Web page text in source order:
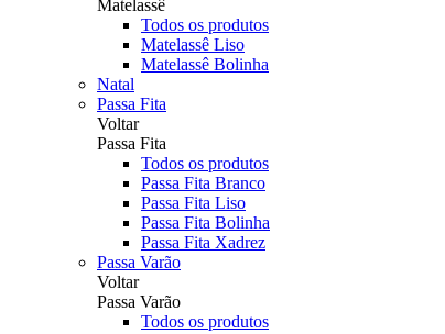
Matelassê
Todos os produtos
Matelassê Liso
Matelassê Bolinha
Natal
Passa Fita
Voltar
Passa Fita
Todos os produtos
Passa Fita Branco
Passa Fita Liso
Passa Fita Bolinha
Passa Fita Xadrez
Passa Varão
Voltar
Passa Varão
Todos os produtos